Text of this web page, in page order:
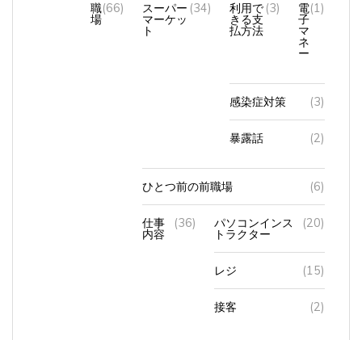
職
場
(66) スーパー
マーケッ
ト
(34) 利用で
きる支
払方法
(3) 電
子
マ
ネ
ー
(1)
感染症対策 (3)
暴露話 (2)
ひとつ前の前職場 (6)
仕事
内容
(36) パソコンインス
トラクター
(20)
レジ (15)
接客 (2)